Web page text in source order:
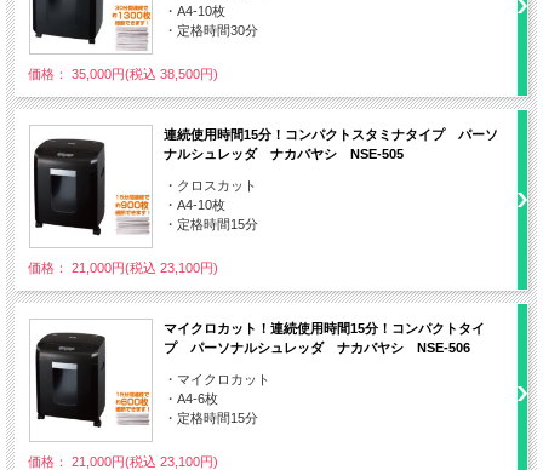
・A4-10枚
・定格時間30分
価格： 35,000円(税込 38,500円)
連続使用時間15分！コンパクトスタミナタイプ パーソ
ナルシュレッダ ナカバヤシ NSE-505
・クロスカット
・A4-10枚
・定格時間15分
価格： 21,000円(税込 23,100円)
マイクロカット！連続使用時間15分！コンパクトタイ
プ パーソナルシュレッダ ナカバヤシ NSE-506
・マイクロカット
・A4-6枚
・定格時間15分
価格： 21,000円(税込 23,100円)